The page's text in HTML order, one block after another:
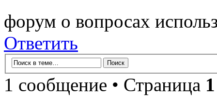
форум о вопросах
Ответить
1 сообщение • Страница 1